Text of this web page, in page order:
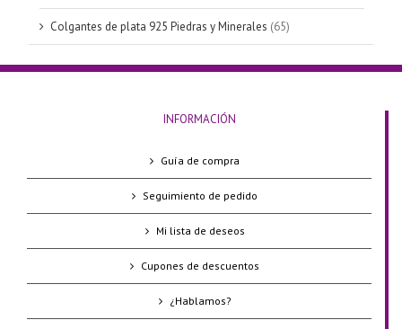
Colgantes de plata 925 Piedras y Minerales (65)
INFORMACIÓN
Guía de compra
Seguimiento de pedido
Mi lista de deseos
Cupones de descuentos
¿Hablamos?